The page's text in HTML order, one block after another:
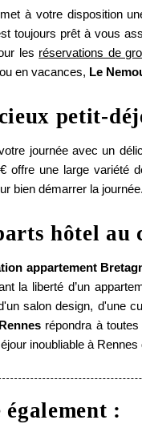
à votre disposition
toujours prêt à vous
les réservations de
en vacances, Le
petit-
journée avec un
offre une large variété
bien démarrer la
hôtel au
appartement
la liberté d’un
salon design, d'une
répondra à
inoubliable à
:
Accueil
Appartements
Chambres
Services
Engagements
Offres